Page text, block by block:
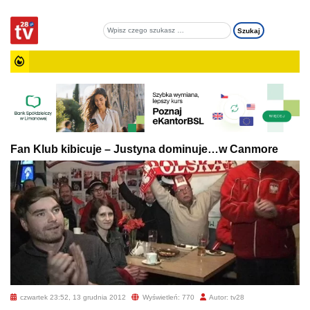
Fan Klub kibicuje – Justyna dominuje…w Canmore
czwartek 23:52, 13 grudnia 2012 Wyświetleń: 770 Autor: tv28